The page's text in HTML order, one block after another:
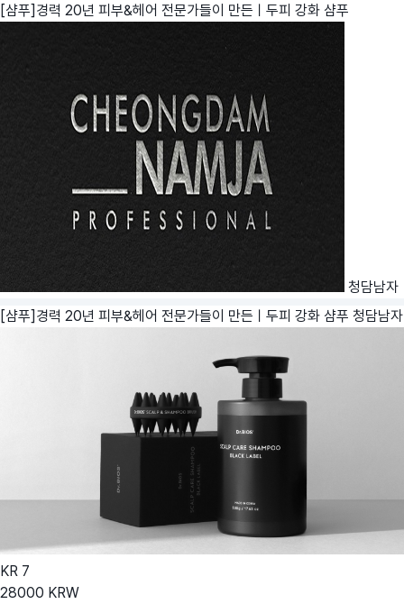
[샴푸]경력 20년 피부&헤어 전문가들이 만든ㅣ두피 강화 샴푸
청담남자
[샴푸]경력 20년 피부&헤어 전문가들이 만든ㅣ두피 강화 샴푸 청담남자
KR 7
28000 KRW